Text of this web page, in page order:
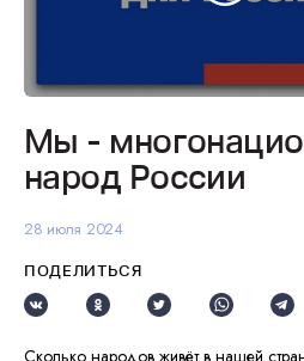
Мы -
народ России
28 июля 2024
ПОДЕЛИТЬСЯ
Сколько народов живёт в нашей